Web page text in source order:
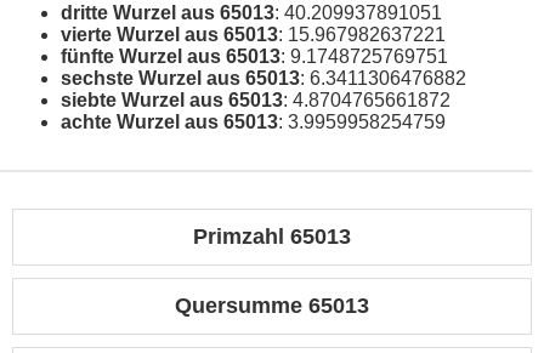
dritte Wurzel aus 65013: 40.209937891051
vierte Wurzel aus 65013: 15.967982637221
fünfte Wurzel aus 65013: 9.1748725769751
sechste Wurzel aus 65013: 6.3411306476882
siebte Wurzel aus 65013: 4.8704765661872
achte Wurzel aus 65013: 3.9959958254759
Primzahl 65013
Quersumme 65013